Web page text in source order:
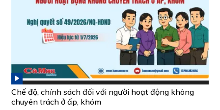
Chế độ, chính sách đối với người hoạt động không
chuyên trách ở ấp, khóm